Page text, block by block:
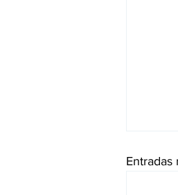
Entradas